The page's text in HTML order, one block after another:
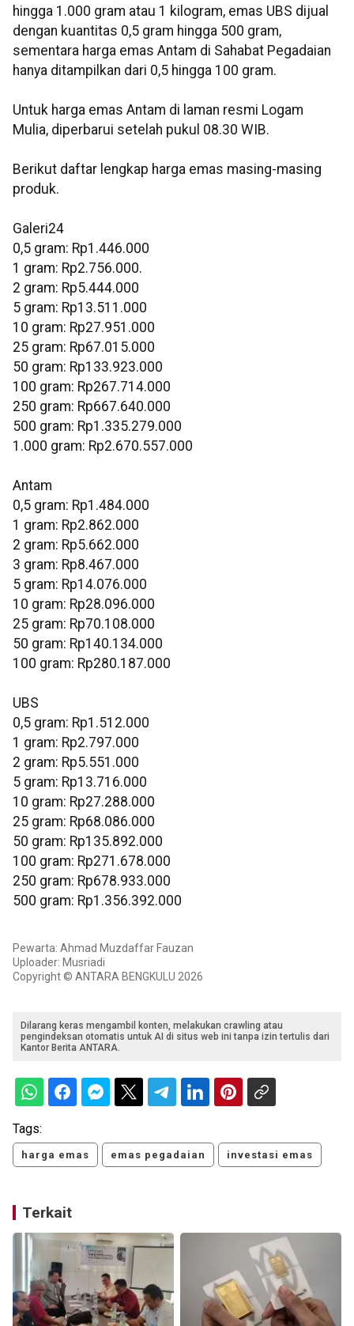
hingga 1.000 gram atau 1 kilogram, emas UBS dijual
dengan kuantitas 0,5 gram hingga 500 gram,
sementara harga emas Antam di Sahabat Pegadaian
hanya ditampilkan dari 0,5 hingga 100 gram.
Untuk harga emas Antam di laman resmi Logam
Mulia, diperbarui setelah pukul 08.30 WIB.
Berikut daftar lengkap harga emas masing-masing
produk.
Galeri24
0,5 gram: Rp1.446.000
1 gram: Rp2.756.000.
‎2 gram: Rp5.444.000
‎5 gram: Rp13.511.000
‎10 gram: Rp27.951.000
‎25 gram: Rp67.015.000
‎50 gram: Rp133.923.000
‎100 gram: Rp267.714.000
‎250 gram: Rp667.640.000
‎500 gram: Rp1.335.279.000
‎1.000 gram: Rp2.670.557.000
Antam
0,5 gram: Rp1.484.000
‎1 gram: Rp2.862.000
‎2 gram: Rp5.662.000
3 gram: Rp8.467.000
‎5 gram: Rp14.076.000
10 gram: Rp28.096.000
‎25 gram: Rp70.108.000
‎50 gram: Rp140.134.000
‎100 gram: Rp280.187.000
UBS
0,5 gram: Rp1.512.000
‎1 gram: Rp2.797.000
‎2 gram: Rp5.551.000
‎5 gram: Rp13.716.000
10 gram: Rp27.288.000
‎25 gram: Rp68.086.000
‎50 gram: Rp135.892.000
‎100 gram: Rp271.678.000
250 gram: Rp678.933.000
‎500 gram: Rp1.356.392.000
Pewarta: Ahmad Muzdaffar Fauzan
Uploader: Musriadi
Copyright © ANTARA BENGKULU 2026
Dilarang keras mengambil konten, melakukan crawling atau
pengindeksan otomatis untuk AI di situs web ini tanpa izin tertulis dari
Kantor Berita ANTARA.
Tags:
harga emas emas pegadaian investasi emas
Terkait